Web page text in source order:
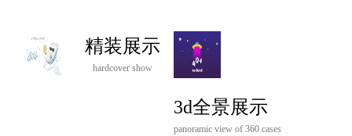
精装展示
hardcover show
3d全景展示
panoramic view of 360 cases